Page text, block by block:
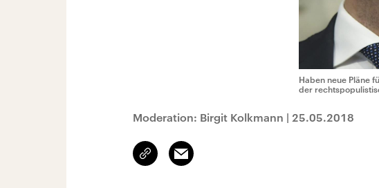
Haben neue Pläne
der
Moderation: Birgit Kolkmann | 25.05.2018
Link
kopieren/teilen
Email